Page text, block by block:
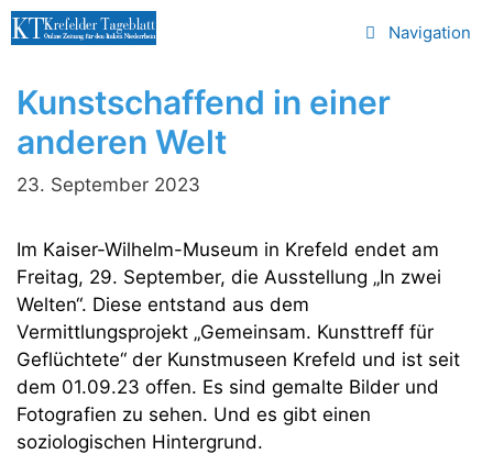
Zum
Inhalt
Navigation
Kunstschaffend in einer
anderen Welt
23. September 2023
Im Kaiser-Wilhelm-Museum in Krefeld endet am
Freitag, 29. September, die Ausstellung „In zwei
Welten“. Diese entstand aus dem
Vermittlungsprojekt „Gemeinsam. Kunsttreff für
Geflüchtete“ der Kunstmuseen Krefeld und ist seit
dem 01.09.23 offen. Es sind gemalte Bilder und
Fotografien zu sehen. Und es gibt einen
soziologischen Hintergrund.